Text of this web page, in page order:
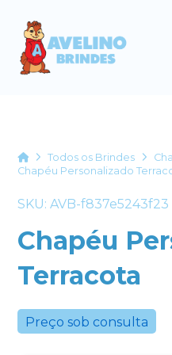
HomeTodos os Brindes
Chapéu Personalizado
SKU: AVB-f837e5243f23
Chapéu
Terracota
Preço sob consulta